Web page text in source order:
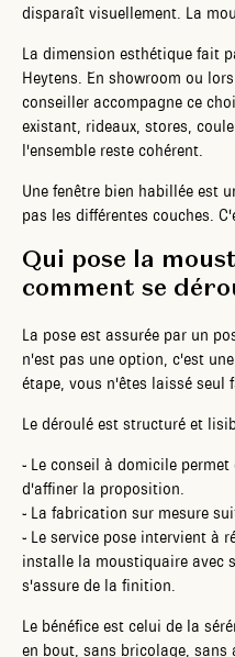
disparaît visuellement. La
La dimension esthétique fait
Heytens. En showroom ou
conseiller accompagne ce
existant, rideaux, stores,
l'ensemble reste cohérent.
Une fenêtre bien habillée est
pas les différentes couches.
Qui pose la
comment se
La pose est assurée par un
n'est pas une option, c'est
étape, vous n'êtes laissé seul
Le déroulé est structuré et
- Le conseil à domicile
d'affiner la proposition.
- La fabrication sur mesure
- Le service pose intervient à
installe la moustiquaire avec
s'assure de la finition.
Le bénéfice est celui de la
en bout, sans bricolage, sans